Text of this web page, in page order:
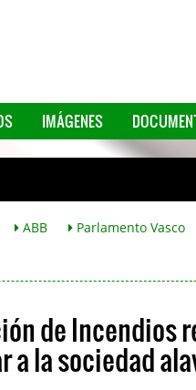
IMÁGENES
ABB Parlamento Vasco
de
la sociedad